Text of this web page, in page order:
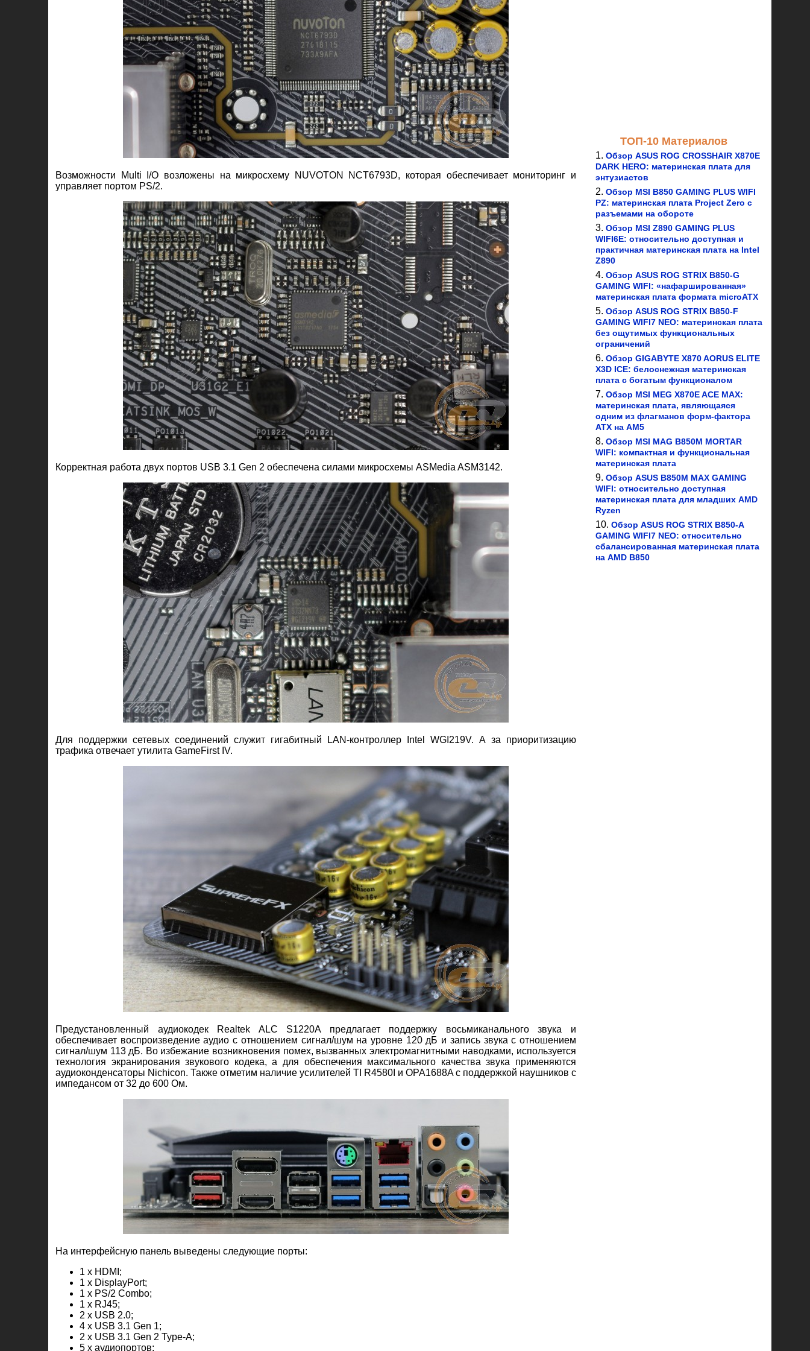
Возможности Multi I/O возложены на микросхему NUVOTON NCT6793D, которая обеспечивает мониторинг и
управляет портом PS/2.
Корректная работа двух портов USB 3.1 Gen 2 обеспечена силами микросхемы ASMedia ASM3142.
Для поддержки сетевых соединений служит гигабитный LAN-контроллер Intel WGI219V. А за приоритизацию
трафика отвечает утилита GameFirst IV.
Предустановленный аудиокодек Realtek ALC S1220A предлагает поддержку восьмиканального звука и
обеспечивает воспроизведение аудио с отношением сигнал/шум на уровне 120 дБ и запись звука с отношением
сигнал/шум 113 дБ. Во избежание возникновения помех, вызванных электромагнитными наводками, используется
технология экранирования звукового кодека, а для обеспечения максимального качества звука применяются
аудиоконденсаторы Nichicon. Также отметим наличие усилителей TI R4580I и OPA1688A с поддержкой наушников с
импедансом от 32 до 600 Ом.
На интерфейсную панель выведены следующие порты:
1 x HDMI;
1 x DisplayPort;
1 x PS/2 Combo;
1 x RJ45;
2 x USB 2.0;
4 x USB 3.1 Gen 1;
2 х USB 3.1 Gen 2 Type-A;
5 x аудиопортов;
ТОП-10 Материалов
Обзор ASUS ROG CROSSHAIR X870E
DARK HERO: материнская плата для
энтузиастов
Обзор MSI B850 GAMING PLUS WIFI
PZ: материнская плата Project Zero с
разъемами на обороте
Обзор MSI Z890 GAMING PLUS
WIFI6E: относительно доступная и
практичная материнская плата на Intel
Z890
Обзор ASUS ROG STRIX B850-G
GAMING WIFI: «нафаршированная»
материнская плата формата microATX
Обзор ASUS ROG STRIX B850-F
GAMING WIFI7 NEO: материнская плата
без ощутимых функциональных
ограничений
Обзор GIGABYTE X870 AORUS ELITE
X3D ICE: белоснежная материнская
плата с богатым функционалом
Обзор MSI MEG X870E ACE MAX:
материнская плата, являющаяся
одним из флагманов форм-фактора
ATX на AM5
Обзор MSI MAG B850M MORTAR
WIFI: компактная и функциональная
материнская плата
Обзор ASUS B850M MAX GAMING
WIFI: относительно доступная
материнская плата для младших AMD
Ryzen
Обзор ASUS ROG STRIX B850-A
GAMING WIFI7 NEO: относительно
сбалансированная материнская плата
на AMD B850